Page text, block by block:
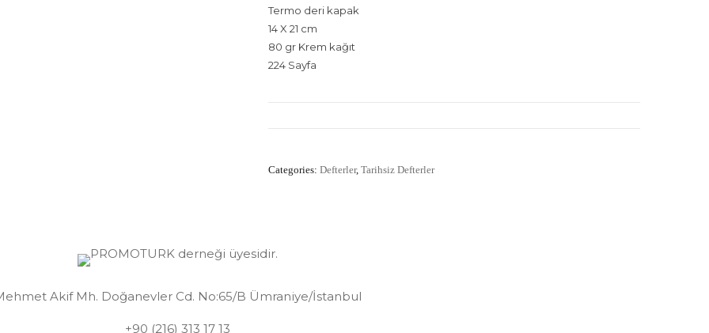
Termo deri kapak
14 X 21 cm
80 gr Krem kağıt
224 Sayfa
Categories: Defterler, Tarihsiz Defterler
Akif Mh. Doğanevler Cd. No:65/B Ümraniye/İstanbul
+90 (216) 313 17 13